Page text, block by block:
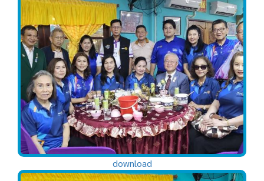
download